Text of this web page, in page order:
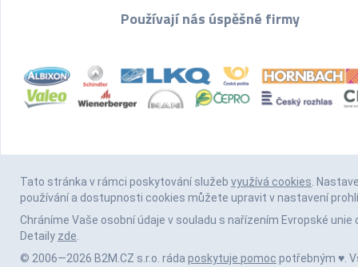
Používají nás úspěšné firmy
Tato stránka v rámci poskytování služeb využívá cookies .
používání a dostupnosti cookies můžete upravit v nastavení
Chráníme Vaše osobní údaje v souladu s nařízením Evropské unie
Detaily zde
© 2006—2026 B2M.CZ s.r.o. ráda poskytuje pomoc potřebným ♥️.